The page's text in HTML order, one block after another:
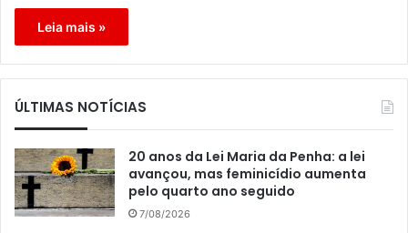
Leia mais »
ÚLTIMAS NOTÍCIAS
20 anos da Lei Maria da Penha: a lei
avançou, mas feminicídio aumenta
pelo quarto ano seguido
7/08/2026